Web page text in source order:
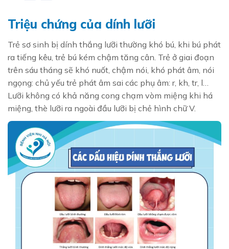
Triệu chứng của dính lưỡi
Trẻ sơ sinh bị dính thắng lưỡi thường khó bú, khi bú phát
ra tiếng kêu, trẻ bú kém chậm tăng cân. Trẻ ở giai đoạn
trên sáu tháng sẽ khó nuốt, chậm nói, khó phát âm, nói
ngọng: chủ yếu trẻ phát âm sai các phụ âm: r, kh, tr, l…
Lưỡi không có khả năng cong chạm vòm miệng khi há
miệng, thè lưỡi ra ngoài đầu lưỡi bị chẻ hình chữ V.